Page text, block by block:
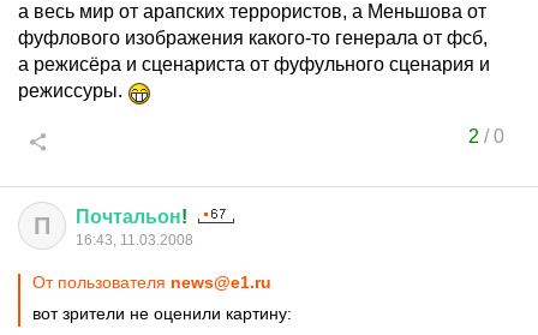
а весь мир от арапских террористов, а Меньшова от
фуфлового изображения какого-то генерала от фсб,
а режисёра и сценариста от фуфульного сценария и
режиссуры.
2 /0
П Почтальон!
16:43, 11.03.2008
От пользователя news@e1.ru
вот зрители не оценили картину: